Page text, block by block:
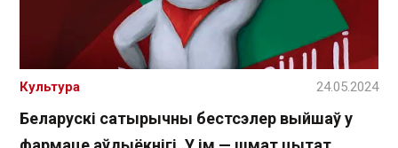
Беларускі сатырычны бестсэлер выйшаў у
Культура 24.05.2024